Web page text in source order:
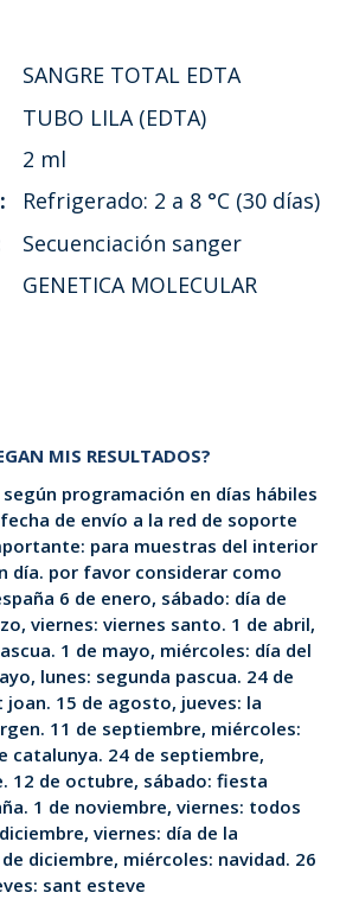
SANGRE TOTAL EDTA
TUBO LILA (EDTA)
2 ml
Refrigerado: 2 a 8 °C (30 días)
Secuenciación sanger
GENETICA MOLECULAR
MIS RESULTADOS?
programación en días hábiles
de envío a la red de soporte
para muestras del interior
día. por favor considerar como
6 de enero, sábado: día de
viernes: viernes santo. 1 de abril,
1 de mayo, miércoles: día del
lunes: segunda pascua. 24 de
joan. 15 de agosto, jueves: la
11 de septiembre, miércoles:
catalunya. 24 de septiembre,
12 de octubre, sábado: fiesta
1 de noviembre, viernes: todos
viernes: día de la
diciembre, miércoles: navidad. 26
sant esteve